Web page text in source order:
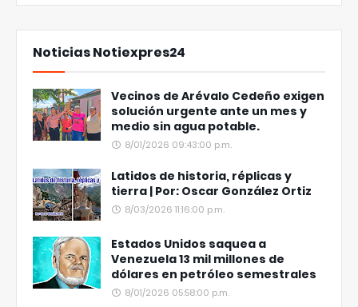
Noticias Notiexpres24
Vecinos de Arévalo Cedeño exigen
solución urgente ante un mes y
medio sin agua potable.
8/01/2026 09:43:00 p.m.
Latidos de historia, réplicas y
tierra | Por: Oscar González Ortiz
8/03/2026 11:16:00 p.m.
Estados Unidos saquea a
Venezuela 13 mil millones de
dólares en petróleo semestrales
8/01/2026 05:58:00 p.m.